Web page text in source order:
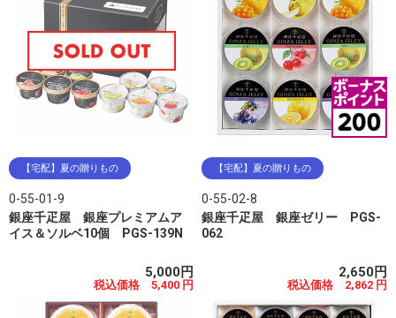
【宅配】夏の贈りもの
0-55-01-9
銀座千疋屋 銀座プレミアムア
イス＆ソルベ10個 PGS-139N
5,000円
税込価格 5,400 円
【宅配】夏の贈りもの
0-55-02-8
銀座千疋屋 銀座ゼリー PGS-
062
2,650円
税込価格 2,862 円